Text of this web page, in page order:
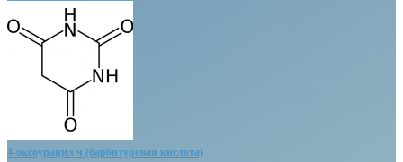
4-оксоурацил ч (барбитуровая кислота)